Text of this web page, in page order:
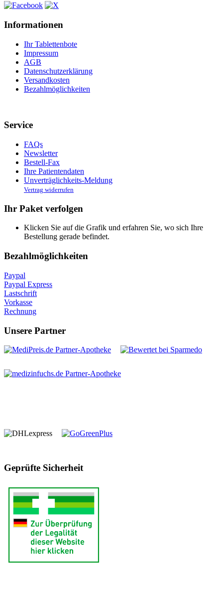
Informationen
Ihr Tablettenbote
Impressum
AGB
Datenschutzerklärung
Versandkosten
Bezahlmöglichkeiten
Service
FAQs
Newsletter
Bestell-Fax
Ihre Patientendaten
Unverträglichkeits-Meldung
Vertrag widerrufen
Ihr Paket verfolgen
Klicken Sie auf die Grafik und erfahren Sie, wo sich Ihre
Bestellung gerade befindet.
Bezahlmöglichkeiten
Paypal
Paypal Express
Lastschrift
Vorkasse
Rechnung
Unsere Partner
Geprüfte Sicherheit